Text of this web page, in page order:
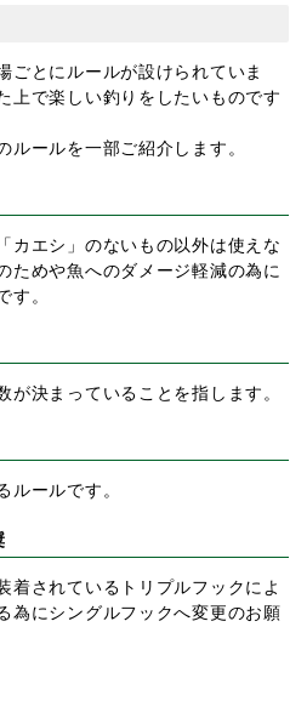
ごとにルールが設けられていま
上で楽しい釣りをしたいものです
ルールを一部ご紹介します。
カエシ」のないもの以外は使えな
ためや魚へのダメージ軽減の為に
す。
が決まっていることを指します。
ルールです。
着されているトリプルフックによ
為にシングルフックへ変更のお願